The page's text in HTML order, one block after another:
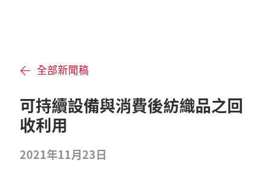
全部新聞稿
可持續設備與消費後紡織品之回
收利用
2021年11月23日